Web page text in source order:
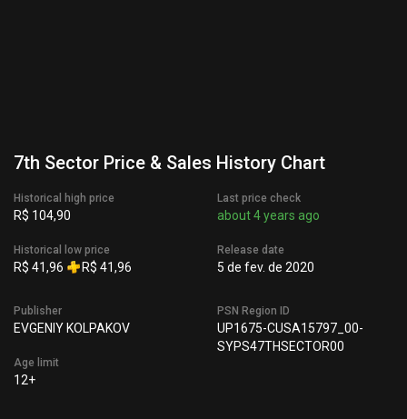
7th Sector Price & Sales History Chart
Historical high price
R$ 104,90
Historical low price
R$ 41,96 R$ 41,96
Last price check
about 4 years ago
Release date
5 de fev. de 2020
Publisher
EVGENIY KOLPAKOV
Age limit
12+
PSN Region ID
UP1675-CUSA15797_00-
SYPS47THSECTOR00